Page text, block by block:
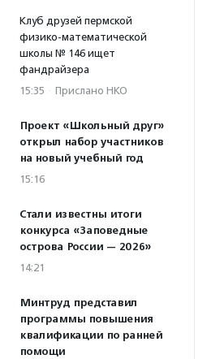
Клуб друзей пермской
физико-математической
школы № 146 ищет
фандрайзера
15:35 · Прислано НКО
Проект «Школьный друг»
открыл набор участников
на новый учебный год
15:16
Стали известны итоги
конкурса «Заповедные
острова России — 2026»
14:21
Минтруд представил
программы повышения
квалификации по ранней
помощи